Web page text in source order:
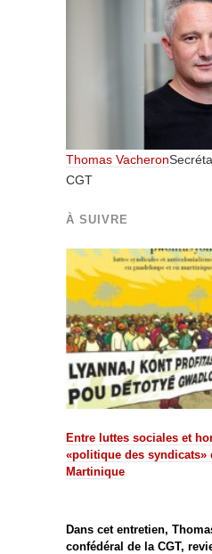
Thomas Vacheron
CGT
À SUIVRE
Entre luttes sociales et
«politique des syndicats»
Martinique
Dans cet entretien,
confédéral de la CGT,